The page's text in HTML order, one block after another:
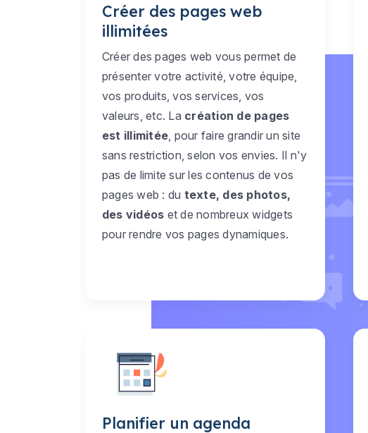
Créer des pages web
illimitées
Créer des pages web vous permet de
présenter votre activité, votre équipe,
vos produits, vos services, vos
valeurs, etc. La création de pages
est illimitée , pour faire grandir un site
sans restriction, selon vos envies. Il n'y
pas de limite sur les contenus de vos
pages web : du texte, des photos,
des vidéos et de nombreux widgets
pour rendre vos pages dynamiques.
Planifier un agenda